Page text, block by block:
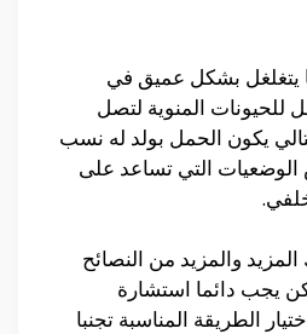
يتغلغل بشكل عميق في
للحيونات المنوية لتصل
يكون الحمل بولد له نسب
التي تساعد على
والمزيد من النصائح
يجب دائما استشارة
الطريقة المناسبة تجنبا